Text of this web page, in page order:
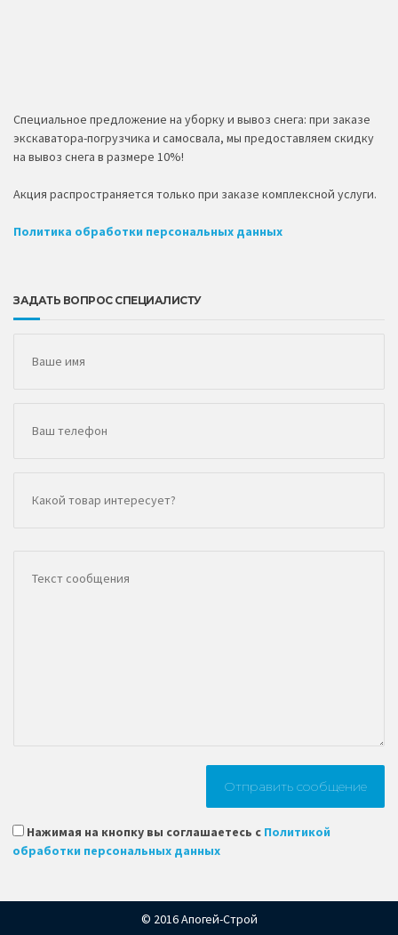
Специальное предложение на уборку и вывоз снега: при заказе
экскаватора-погрузчика и самосвала, мы предоставляем скидку
на вывоз снега в размере 10%!
Акция распространяется только при заказе комплексной услуги.
Политика обработки персональных данных
ЗАДАТЬ ВОПРОС СПЕЦИАЛИСТУ
Нажимая на кнопку вы соглашаетесь с Политикой
обработки персональных данных
© 2016 Апогей-Строй